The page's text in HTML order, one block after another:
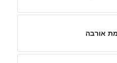
אורבה